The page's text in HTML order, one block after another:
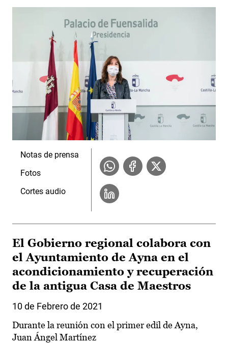
Notas de prensa
Fotos
Cortes audio
El Gobierno regional colabora con
el Ayuntamiento de Ayna en el
acondicionamiento y recuperación
de la antigua Casa de Maestros
10 de Febrero de 2021
Durante la reunión con el primer edil de Ayna,
Juan Ángel Martínez